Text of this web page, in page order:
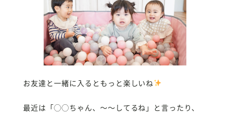
お友達と一緒に入るともっと楽しいね
最近は「◯◯ちゃん、〜〜してるね」と言ったり、